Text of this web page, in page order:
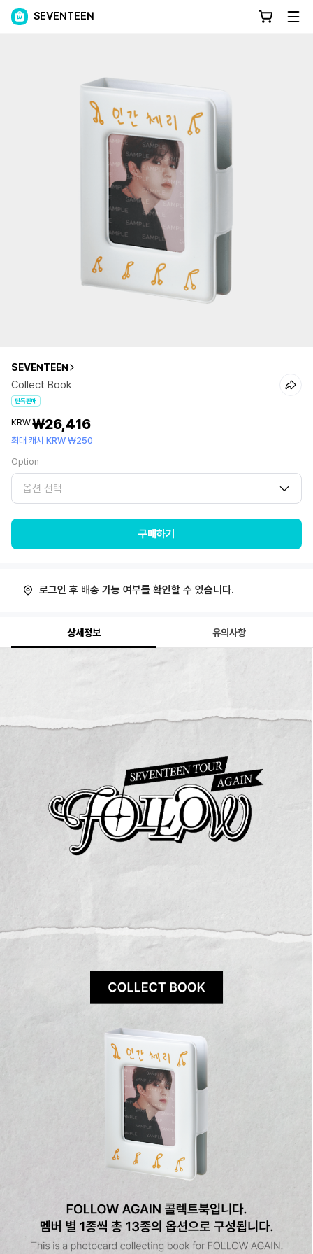
SEVENTEEN
SEVENTEEN
Collect Book
단독판매
KRW₩26,416
최대 캐시 KRW ₩250
Option
옵션 선택
구매하기
로그인 후 배송 가능 여부를 확인할 수 있습니다.
상세정보 유의사항